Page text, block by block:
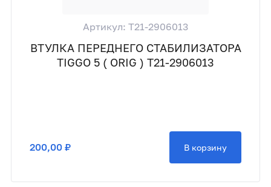
Артикул: T21-2906013
ВТУЛКА ПЕРЕДНЕГО СТАБИЛИЗАТОРА
TIGGO 5 ( ORIG ) T21-2906013
200,00 ₽ В корзину